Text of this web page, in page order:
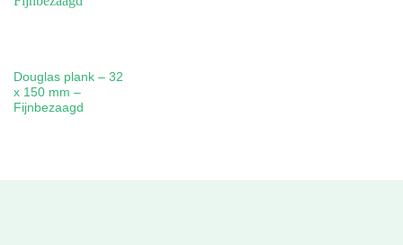
Douglas plank – 32
x 150 mm –
Fijnbezaagd